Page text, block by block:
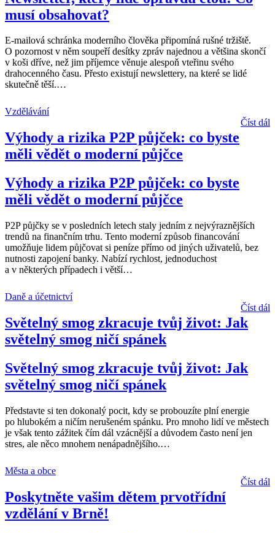
musí obsahovat?
E-mailová schránka moderního člověka připomíná rušné tržiště.
O pozornost v něm soupeří desítky zpráv najednou a většina skončí
v koši dříve, než jim příjemce věnuje alespoň vteřinu svého
drahocenného času. Přesto existují newslettery, na které se lidé
skutečně těší.…
Vzdělávání
Číst dál
Výhody a rizika P2P půjček: co byste
měli vědět o moderní půjčce
Výhody a rizika P2P půjček: co byste
měli vědět o moderní půjčce
P2P půjčky se v posledních letech staly jedním z nejvýraznějších
trendů na finančním trhu. Tento moderní způsob financování
umožňuje lidem půjčovat si peníze přímo od jiných uživatelů, bez
nutnosti zapojení banky. Nabízí rychlost, jednoduchost
a v některých případech i větší…
Daně a účetnictví
Číst dál
Světelný smog zkracuje tvůj život: Jak
světelný smog ničí spánek
Světelný smog zkracuje tvůj život: Jak
světelný smog ničí spánek
Představte si ten dokonalý pocit, kdy se probouzíte plní energie
po hlubokém a ničím nerušeném spánku. Pro mnoho lidí ve městech
je však tento zážitek čím dál vzácnější a důvodem často není jen
stres, ale něco mnohem nenápadnějšího.…
Města a obce
Číst dál
Poskytněte vašim dětem prvotřídní
vzdělání v Brně!